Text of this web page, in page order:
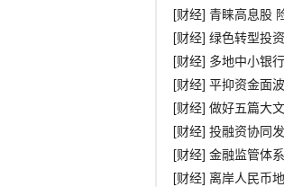
[财经] 青睐高息股
[财经] 绿色转型投
[财经] 多地中小银
[财经] 平抑资金面
[财经] 做好五篇大
[财经] 投融资协同
[财经] 金融监管体
[财经] 离岸人民币